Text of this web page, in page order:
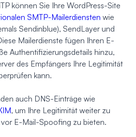
können Sie Ihre WordPress-Site
SMTP-Mailerdiensten wie
Sendinblue), SendLayer und
Mailerdienste fügen Ihren E-
Authentifizierungsdetails hinzu,
des Empfängers Ihre Legitimität
kann.
auch DNS-Einträge wie
, um Ihre Legitimität weiter zu
E-Mail-Spoofing zu bieten.